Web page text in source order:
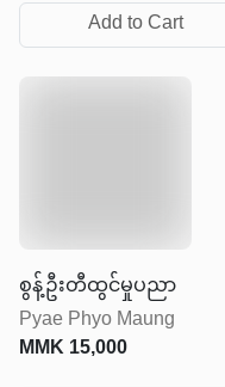
Add to Cart
စွန့်ဦးတီထွင်မှုပညာ
Pyae Phyo Maung
MMK15,000